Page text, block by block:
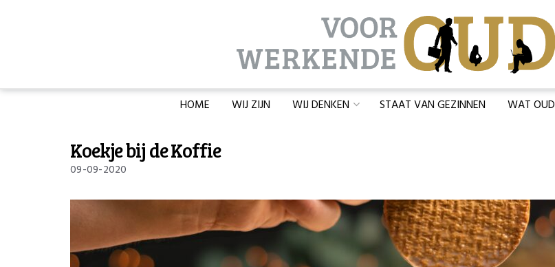
HOME WIJ ZIJN WIJ DENKEN STAAT VAN GEZINNEN WAT
Koekje bij de Koffie
09-09-2020